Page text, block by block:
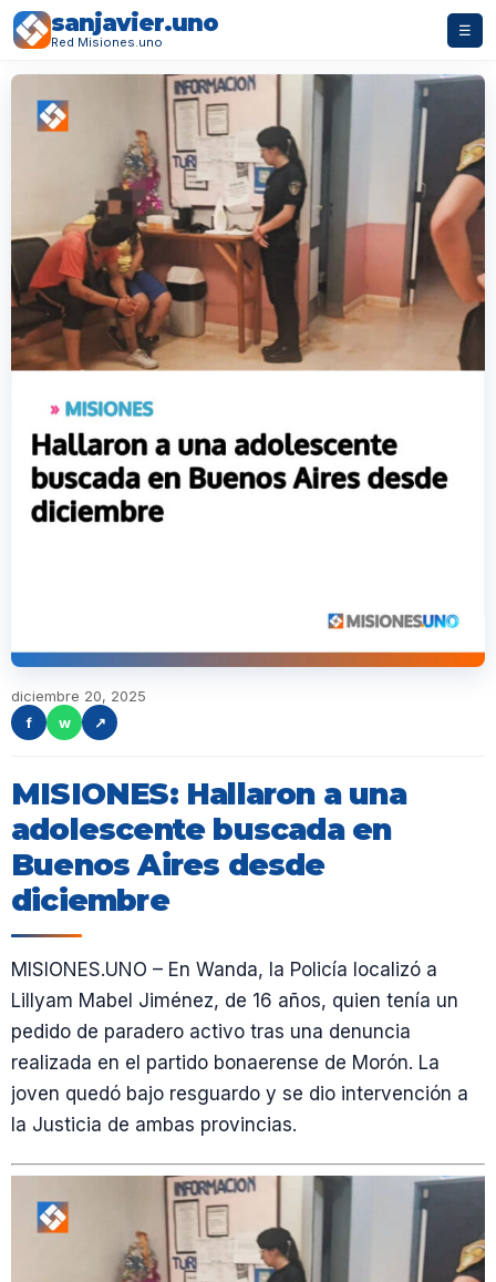
sanjavier.uno
Red Misiones.uno
☰
diciembre 20, 2025
f
w ↗
MISIONES: Hallaron a una
adolescente buscada en
Buenos Aires desde
diciembre
MISIONES.UNO – En Wanda, la Policía localizó a
Lillyam Mabel Jiménez, de 16 años, quien tenía un
pedido de paradero activo tras una denuncia
realizada en el partido bonaerense de Morón. La
joven quedó bajo resguardo y se dio intervención a
la Justicia de ambas provincias.